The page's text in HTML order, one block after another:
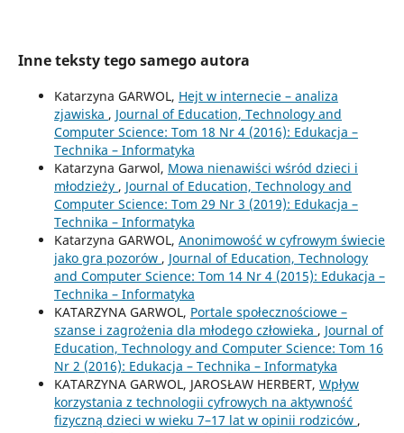
Inne teksty tego samego autora
Katarzyna GARWOL, Hejt w internecie – analiza
zjawiska , Journal of Education, Technology and
Computer Science: Tom 18 Nr 4 (2016): Edukacja –
Technika – Informatyka
Katarzyna Garwol, Mowa nienawiści wśród dzieci i
młodzieży , Journal of Education, Technology and
Computer Science: Tom 29 Nr 3 (2019): Edukacja –
Technika – Informatyka
Katarzyna GARWOL, Anonimowość w cyfrowym świecie
jako gra pozorów , Journal of Education, Technology
and Computer Science: Tom 14 Nr 4 (2015): Edukacja –
Technika – Informatyka
KATARZYNA GARWOL, Portale społecznościowe –
szanse i zagrożenia dla młodego człowieka , Journal of
Education, Technology and Computer Science: Tom 16
Nr 2 (2016): Edukacja – Technika – Informatyka
KATARZYNA GARWOL, JAROSŁAW HERBERT, Wpływ
korzystania z technologii cyfrowych na aktywność
fizyczną dzieci w wieku 7–17 lat w opinii rodziców ,